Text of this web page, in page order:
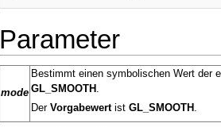
Parameter
mode
Bestimmt einen symbolischen Wert der
GL_SMOOTH
Der Vorgabewertist GL_SMOOTH